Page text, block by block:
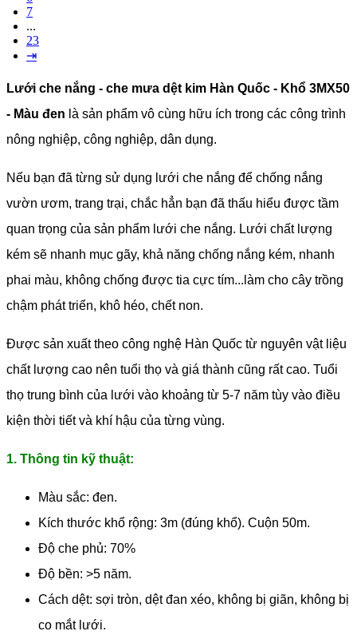
7
...
23
⇥
Lưới che nắng - che mưa dệt kim Hàn Quốc - Khổ 3MX50
- Màu đen là sản phẩm vô cùng hữu ích trong các công trình
nông nghiệp, công nghiệp, dân dụng.
Nếu bạn đã từng sử dụng lưới che nắng để chống nắng
vườn ươm, trang trại, chắc hẳn bạn đã thấu hiểu được tầm
quan trọng của sản phẩm lưới che nắng. Lưới chất lượng
kém sẽ nhanh mục gãy, khả năng chống nắng kém, nhanh
phai màu, không chống được tia cực tím...làm cho cây trồng
chậm phát triển, khô héo, chết non.
Được sản xuất theo công nghệ Hàn Quốc từ nguyên vật liệu
chất lượng cao nên tuổi thọ và giá thành cũng rất cao. Tuổi
thọ trung bình của lưới vào khoảng từ 5-7 năm tùy vào điều
kiện thời tiết và khí hậu của từng vùng.
1. Thông tin kỹ thuật:
Màu sắc: đen.
Kích thước khổ rộng: 3m (đúng khổ). Cuộn 50m.
Độ che phủ: 70%
Độ bền: >5 năm.
Cách dệt: sợi tròn, dệt đan xéo, không bị giãn, không bị
co mắt lưới.